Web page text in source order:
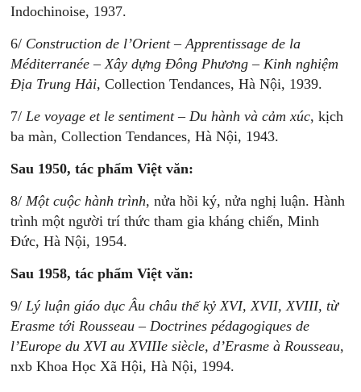
Indochinoise, 1937.
6/ Construction de l’Orient – Apprentissage de la
Méditerranée – Xây dựng Đông Phương – Kinh nghiệm
Địa Trung Hải, Collection Tendances, Hà Nội, 1939.
7/ Le voyage et le sentiment– Du hành và cảm xúc, kịch
ba màn, Collection Tendances, Hà Nội, 1943.
Sau 1950, tác phẩm Việt văn:
8/ Một cuộc hành trình, nửa hồi ký, nửa nghị luận. Hành
trình một người trí thức tham gia kháng chiến, Minh
Đức, Hà Nội, 1954.
Sau 1958, tác phẩm Việt văn:
9/ Lý luận giáo dục Âu châu thế kỷ XVI, XVII, XVIII, từ
Erasme tới Rousseau – Doctrines pédagogiques de
l’Europe du XVI au XVIIIe siècle, d’Erasme à Rousseau,
nxb Khoa Học Xã Hội, Hà Nội, 1994.